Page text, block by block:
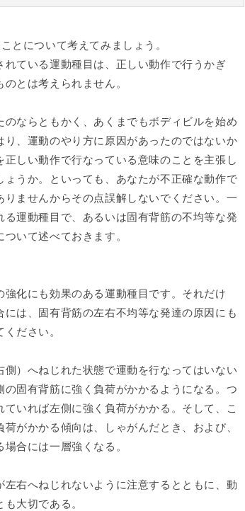
とについて考えてみましょう。
ている運動種目は、正しい動作で行うかぎ
とは考えられません。
ならともかく、あくまでもボディビルを始め
、運動のやり方に原因があったのではないか
しい動作で行なっている意味のことを主張し
うか。といっても、あなたが不正確な動作で
ませんからその点誤解しないでください。一
運動種目で、あるいは固有背筋の不均等な発
いて述べておきます。
化にも効果のある運動種目です。それだけ
は、固有背筋の左右不均等な発達の原因にも
ださい。
）へねじれた状態で運動を行なってはいない
固有背筋に強く負荷がかかるようになる。つ
いれば左側に強く負荷がかかる。そして、こ
がかかる傾向は、しゃがんだとき、および、
合には一層強くなる。
右へねじれないように注意するとともに、動
大切である。